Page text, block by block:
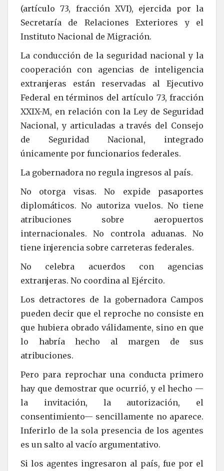
(artículo 73, fracción XVI), ejercida por la
Secretaría de Relaciones Exteriores y el
Instituto Nacional de Migración.
La conducción de la seguridad nacional y la
cooperación con agencias de inteligencia
extranjeras están reservadas al Ejecutivo
Federal en términos del artículo 73, fracción
XXIX-M, en relación con la Ley de Seguridad
Nacional, y articuladas a través del Consejo
de Seguridad Nacional, integrado
únicamente por funcionarios federales.
La gobernadora no regula ingresos al país.
No otorga visas. No expide pasaportes
diplomáticos. No autoriza vuelos. No tiene
atribuciones sobre aeropuertos
internacionales. No controla aduanas. No
tiene injerencia sobre carreteras federales.
No celebra acuerdos con agencias
extranjeras. No coordina al Ejército.
Los detractores de la gobernadora Campos
pueden decir que el reproche no consiste en
que hubiera obrado válidamente, sino en que
lo habría hecho al margen de sus
atribuciones.
Pero para reprochar una conducta primero
hay que demostrar que ocurrió, y el hecho —
la invitación, la autorización, el
consentimiento— sencillamente no aparece.
Inferirlo de la sola presencia de los agentes
es un salto al vacío argumentativo.
Si los agentes ingresaron al país, fue por el